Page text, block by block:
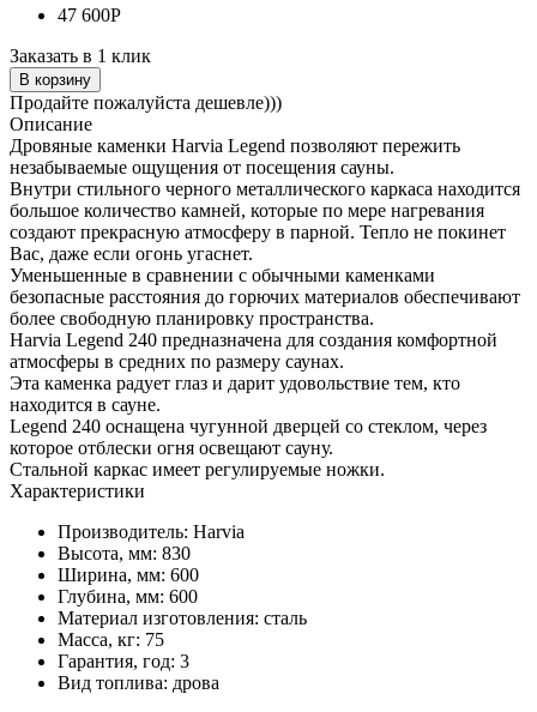
47 600Р
Заказать в 1 клик
В корзину
Продайте пожалуйста дешевле)))
Описание
Дровяные каменки Harvia Legend позволяют пережить
незабываемые ощущения от посещения сауны.
Внутри стильного черного металлического каркаса находится
большое количество камней, которые по мере нагревания
создают прекрасную атмосферу в парной. Тепло не покинет
Вас, даже если огонь угаснет.
Уменьшенные в сравнении с обычными каменками
безопасные расстояния до горючих материалов обеспечивают
более свободную планировку пространства.
Harvia Legend 240 предназначена для создания комфортной
атмосферы в средних по размеру саунах.
Эта каменка радует глаз и дарит удовольствие тем, кто
находится в сауне.
Legend 240 оснащена чугунной дверцей со стеклом, через
которое отблески огня освещают сауну.
Стальной каркас имеет регулируемые ножки.
Характеристики
Производитель: Harvia
Высота, мм: 830
Ширина, мм: 600
Глубина, мм: 600
Материал изготовления: сталь
Масса, кг: 75
Гарантия, год: 3
Вид топлива: дрова